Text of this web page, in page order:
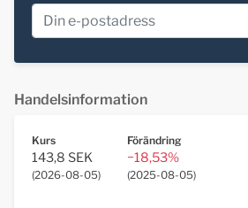
Handelsinformation
Kurs
143,8 SEK
(2026-08-05)
Förändring
−18,53%
(2025-08-05)